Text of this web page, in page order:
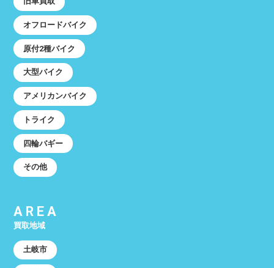
オフロードバイク
原付2種バイク
大型バイク
アメリカンバイク
トライク
四輪バギー
その他
AREA
買取地域
土岐市